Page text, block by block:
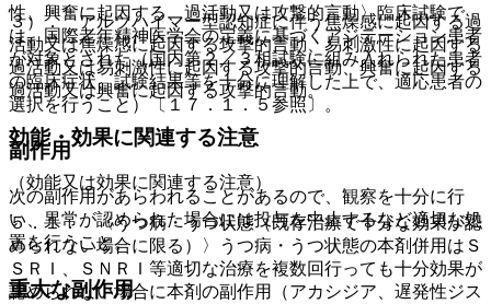
性、興奮に起因する、過活動又は攻撃的言動〉臨床試験で
は、国際老年精神医学会の定義に基づくアジテーション患者
が対象とされた（国内第２／３相試験に組み入れられた患者
の臨床症状、試験結果等を十分に理解した上で、適応患者の
選択を行うこと）〔１７．１．５参照〕。
副作用
次の副作用があらわれることがあるので、観察を十分に行
い、異常が認められた場合には投与を中止するなど適切な処
置を行うこと。
重大な副作用
３）． アルツハイマー型認知症に伴う焦燥感に起因する過
活動又は焦燥感に起因する攻撃的言動、易刺激性に起因する
過活動又は易刺激性に起因する攻撃的言動、興奮に起因する
過活動又は興奮に起因する攻撃的言動。
効能・効果に関連する注意
（効能又は効果に関連する注意）
５．１． 〈うつ病・うつ状態（既存治療で十分な効果が認
められない場合に限る）〉うつ病・うつ状態の本剤併用はＳ
ＳＲＩ、ＳＮＲＩ等適切な治療を複数回行っても十分効果が
認められない場合に本剤の副作用（アカシジア、遅発性ジス